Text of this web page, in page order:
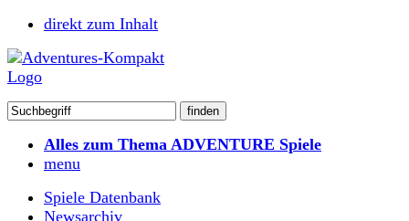
direkt zum Inhalt
Alles zum Thema ADVENTURE Spiele
menu
Spiele Datenbank
Newsarchiv